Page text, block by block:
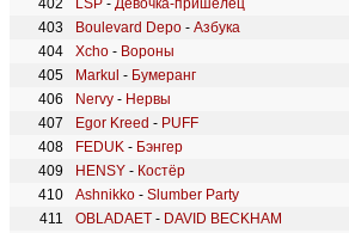
LSP - Девочка-пришелец
Boulevard Depo - Азбука
Xcho - Вороны
Markul - Бумеранг
Nervy - Нервы
Egor Kreed - PUFF
FEDUK - Бэнгер
HENSY - Костёр
Ashnikko - Slumber Party
OBLADAET - DAVID BECKHAM